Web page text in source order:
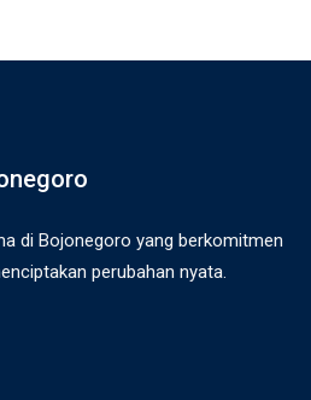
di Bojonegoro yang berkomitmen
perubahan nyata.